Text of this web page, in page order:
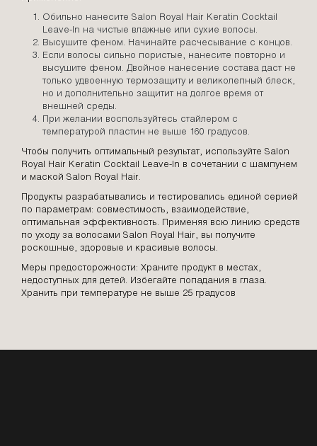
Обильно нанесите Salon Royal Hair Keratin Cocktail
Leave-In на чистые влажные или сухие волосы.
Высушите феном. Начинайте расчесывание с концов.
Если волосы сильно пористые, нанесите повторно и
высушите феном. Двойное нанесение состава даст не
только удвоенную термозащиту и великолепный блеск,
но и дополнительно защитит на долгое время от
внешней среды.
При желании воспользуйтесь стайлером с
температурой пластин не выше 160 градусов.
Чтобы получить оптимальный результат, используйте Salon
Royal Hair Keratin Cocktail Leave-In в сочетании с шампунем
и маской Salon Royal Hair.
Продукты разрабатывались и тестировались единой серией
по параметрам: совместимость, взаимодействие,
оптимальная эффективность. Применяя всю линию средств
по уходу за волосами Salon Royal Hair, вы получите
роскошные, здоровые и красивые волосы.
Меры предосторожности: Храните продукт в местах,
недоступных для детей. Избегайте попадания в глаза.
Хранить при температуре не выше 25 градусов